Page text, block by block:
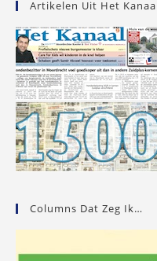
Artikelen Uit Het
Columns Dat Zeg Ik…